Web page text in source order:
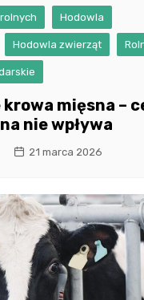
Hodowla
Hodowla zwierząt
mięsna –
nie wpływa
21 marca 2026